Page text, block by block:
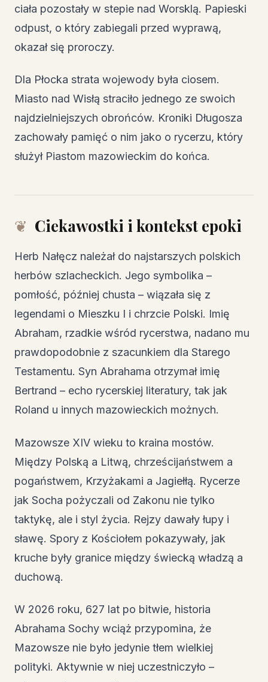
ciała pozostały w stepie nad Worsklą. Papieski
odpust, o który zabiegali przed wyprawą,
okazał się proroczy.
Dla Płocka strata wojewody była ciosem.
Miasto nad Wisłą straciło jednego ze swoich
najdzielniejszych obrońców. Kroniki Długosza
zachowały pamięć o nim jako o rycerzu, który
służył Piastom mazowieckim do końca.
Ciekawostki i kontekst epoki
Herb Nałęcz należał do najstarszych polskich
herbów szlacheckich. Jego symbolika –
pomłość, później chusta – wiązała się z
legendami o Mieszku I i chrzcie Polski. Imię
Abraham, rzadkie wśród rycerstwa, nadano mu
prawdopodobnie z szacunkiem dla Starego
Testamentu. Syn Abrahama otrzymał imię
Bertrand – echo rycerskiej literatury, tak jak
Roland u innych mazowieckich możnych.
Mazowsze XIV wieku to kraina mostów.
Między Polską a Litwą, chrześcijaństwem a
pogaństwem, Krzyżakami a Jagiełłą. Rycerze
jak Socha pożyczali od Zakonu nie tylko
taktykę, ale i styl życia. Rejzy dawały łupy i
sławę. Spory z Kościołem pokazywały, jak
kruche były granice między świecką władzą a
duchową.
W 2026 roku, 627 lat po bitwie, historia
Abrahama Sochy wciąż przypomina, że
Mazowsze nie było jedynie tłem wielkiej
polityki. Aktywnie w niej uczestniczyło –